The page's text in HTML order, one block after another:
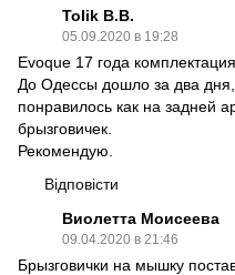
Tolik B.B.
05.09.2020 в 19:28
Evoque 17 года
До Одессы дошло за два дня,
понравилось как на задней
брызговичек.
Рекомендую.
Відповісти
Виолетта Моисеева
09.04.2020 в 21:46
Брызговички на мышку